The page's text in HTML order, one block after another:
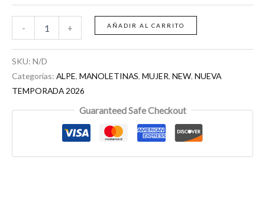
- + AÑADIR AL CARRITO
SKU: N/D
Categorías: ALPE, MANOLETINAS, MUJER, NEW, NUEVA
TEMPORADA 2026
Guaranteed Safe Checkout